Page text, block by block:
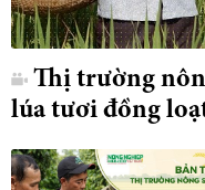
Thị trường
lúa tươi đồng